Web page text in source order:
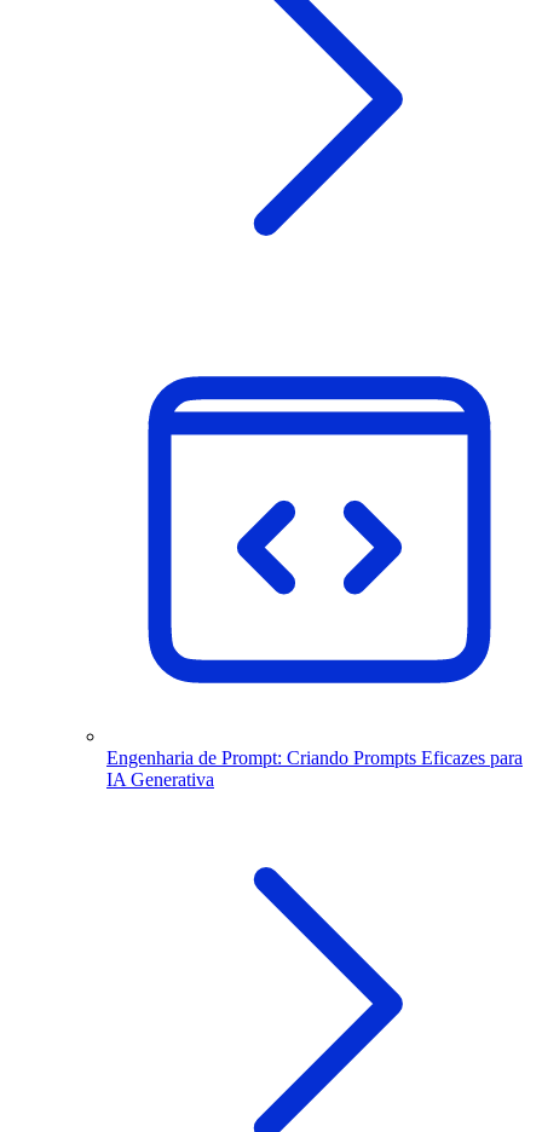
Engenharia de Prompt: Criando Prompts Eficazes para
IA Generativa